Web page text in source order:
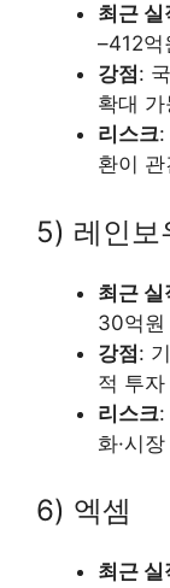
최근 실
–412억
강점 :
확대
리스크:
환이 관
5) 레인보
최근 실
30억원
강점:
적 투
리스크:
화·시
6) 엑셈
최근 실